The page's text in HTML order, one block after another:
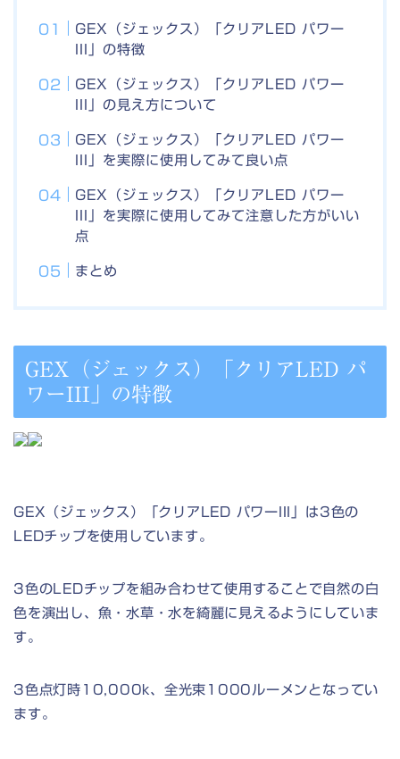
GEX（ジェックス）「クリアLED パワー
III」の特徴
GEX（ジェックス）「クリアLED パワー
III」の見え方について
GEX（ジェックス）「クリアLED パワー
III」を実際に使用してみて良い点
GEX（ジェックス）「クリアLED パワー
III」を実際に使用してみて注意した方がいい
点
まとめ
GEX（ジェックス）「クリアLED パ
ワーIII」の特徴
GEX（ジェックス）「クリアLED パワーIII」は3色の
LEDチップを使用しています。
3色のLEDチップを組み合わせて使用することで自然の白
色を演出し、魚・水草・水を綺麗に見えるようにしていま
す。
3色点灯時10,000k、全光束1000ルーメンとなってい
ます。